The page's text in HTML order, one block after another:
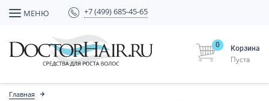
МЕНЮ +7 (499) 685-45-65
Корзина
0
Пуста
Главная